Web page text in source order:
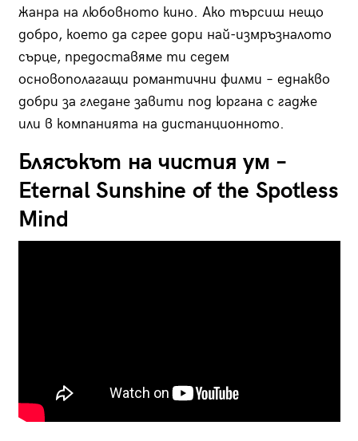
жанра на любовното кино. Ако търсиш нещо
добро, което да сгрее дори най-измръзналото
сърце, предоставяме ти седем
основополагащи романтични филми – еднакво
добри за гледане завити под юргана с гадже
или в компанията на дистанционното.
Блясъкът на чистия ум –
Eternal Sunshine of the Spotless
Mind